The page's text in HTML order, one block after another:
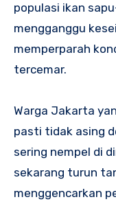
populasi ikan
mengganggu
memperparah
tercemar.
Warga Jakarta
pasti tidak asing
sering nempel di
sekarang turun
menggencarkan